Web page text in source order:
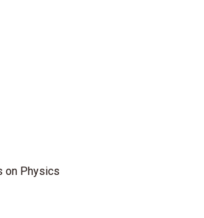
on Physics